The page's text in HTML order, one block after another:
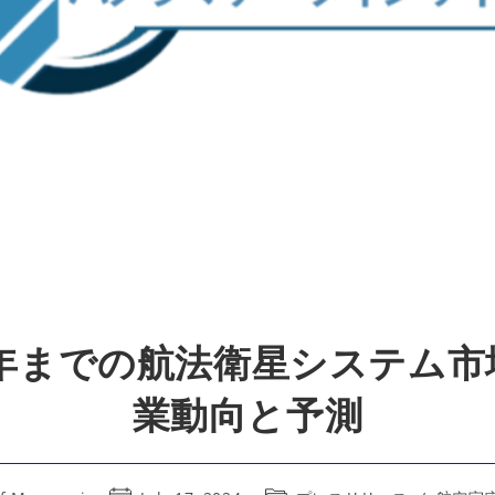
までの航法衛星システム
業動向と予測